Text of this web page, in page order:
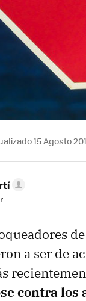
15 Agosto
a ser de
contra los